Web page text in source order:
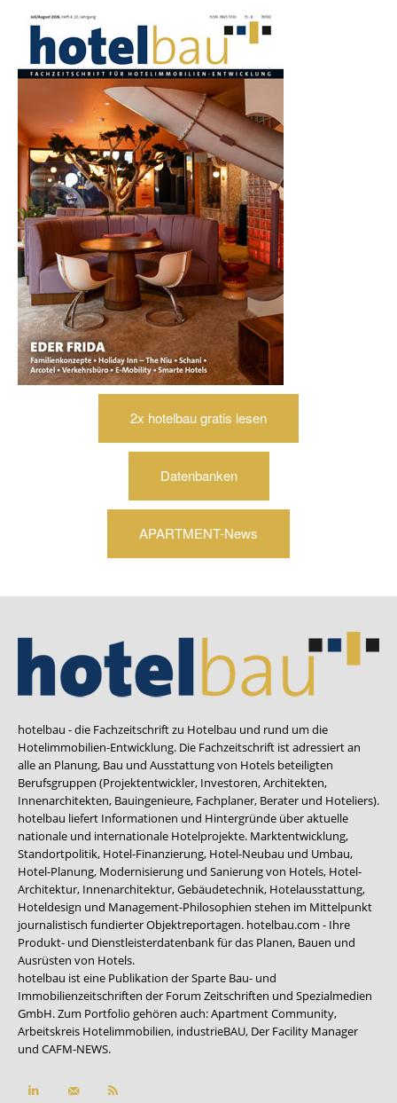
2x hotelbau gratis lesen
Datenbanken
APARTMENT-News
hotelbau - die Fachzeitschrift zu Hotelbau und rund um die
Hotelimmobilien-Entwicklung. Die Fachzeitschrift ist adressiert an
alle an Planung, Bau und Ausstattung von Hotels beteiligten
Berufsgruppen (Projektentwickler, Investoren, Architekten,
Innenarchitekten, Bauingenieure, Fachplaner, Berater und Hoteliers).
hotelbau liefert Informationen und Hintergründe über aktuelle
nationale und internationale Hotelprojekte. Marktentwicklung,
Standortpolitik, Hotel-Finanzierung, Hotel-Neubau und Umbau,
Hotel-Planung, Modernisierung und Sanierung von Hotels, Hotel-
Architektur, Innenarchitektur, Gebäudetechnik, Hotelausstattung,
Hoteldesign und Management-Philosophien stehen im Mittelpunkt
journalistisch fundierter Objektreportagen. hotelbau.com - Ihre
Produkt- und Dienstleisterdatenbank für das Planen, Bauen und
Ausrüsten von Hotels.
hotelbau ist eine Publikation der Sparte Bau- und
Immobilienzeitschriften der Forum Zeitschriften und Spezialmedien
GmbH. Zum Portfolio gehören auch:Apartment Community,
Arbeitskreis Hotelimmobilien, industrieBAU, Der Facility Manager
und CAFM-NEWS.